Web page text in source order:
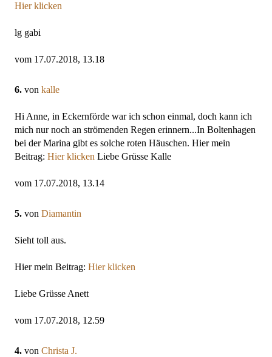
Hier klicken
lg gabi
vom 17.07.2018, 13.18
6. von kalle
Hi Anne, in Eckernförde war ich schon einmal, doch kann ich
mich nur noch an strömenden Regen erinnern...In Boltenhagen
bei der Marina gibt es solche roten Häuschen. Hier mein
Beitrag: Hier klicken Liebe Grüsse Kalle
vom 17.07.2018, 13.14
5. von Diamantin
Sieht toll aus.
Hier mein Beitrag: Hier klicken
Liebe Grüsse Anett
vom 17.07.2018, 12.59
4. von Christa J.